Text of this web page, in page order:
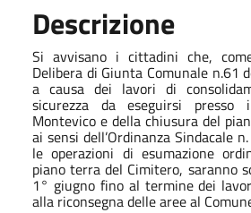
Descrizione
Si avvisano i cittadini che,
Delibera di Giunta Comunale n.61
a causa dei lavori di
sicurezza da eseguirsi
Montevico e della chiusura del
ai sensi dell’Ordinanza Sindacale
le operazioni di esumazione
piano terra del Cimitero, saranno
1° giugno fino al termine dei
alla riconsegna delle aree al